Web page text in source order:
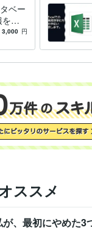
ベー
と
化す
3,000 円
ススメ
、最初にやめた3